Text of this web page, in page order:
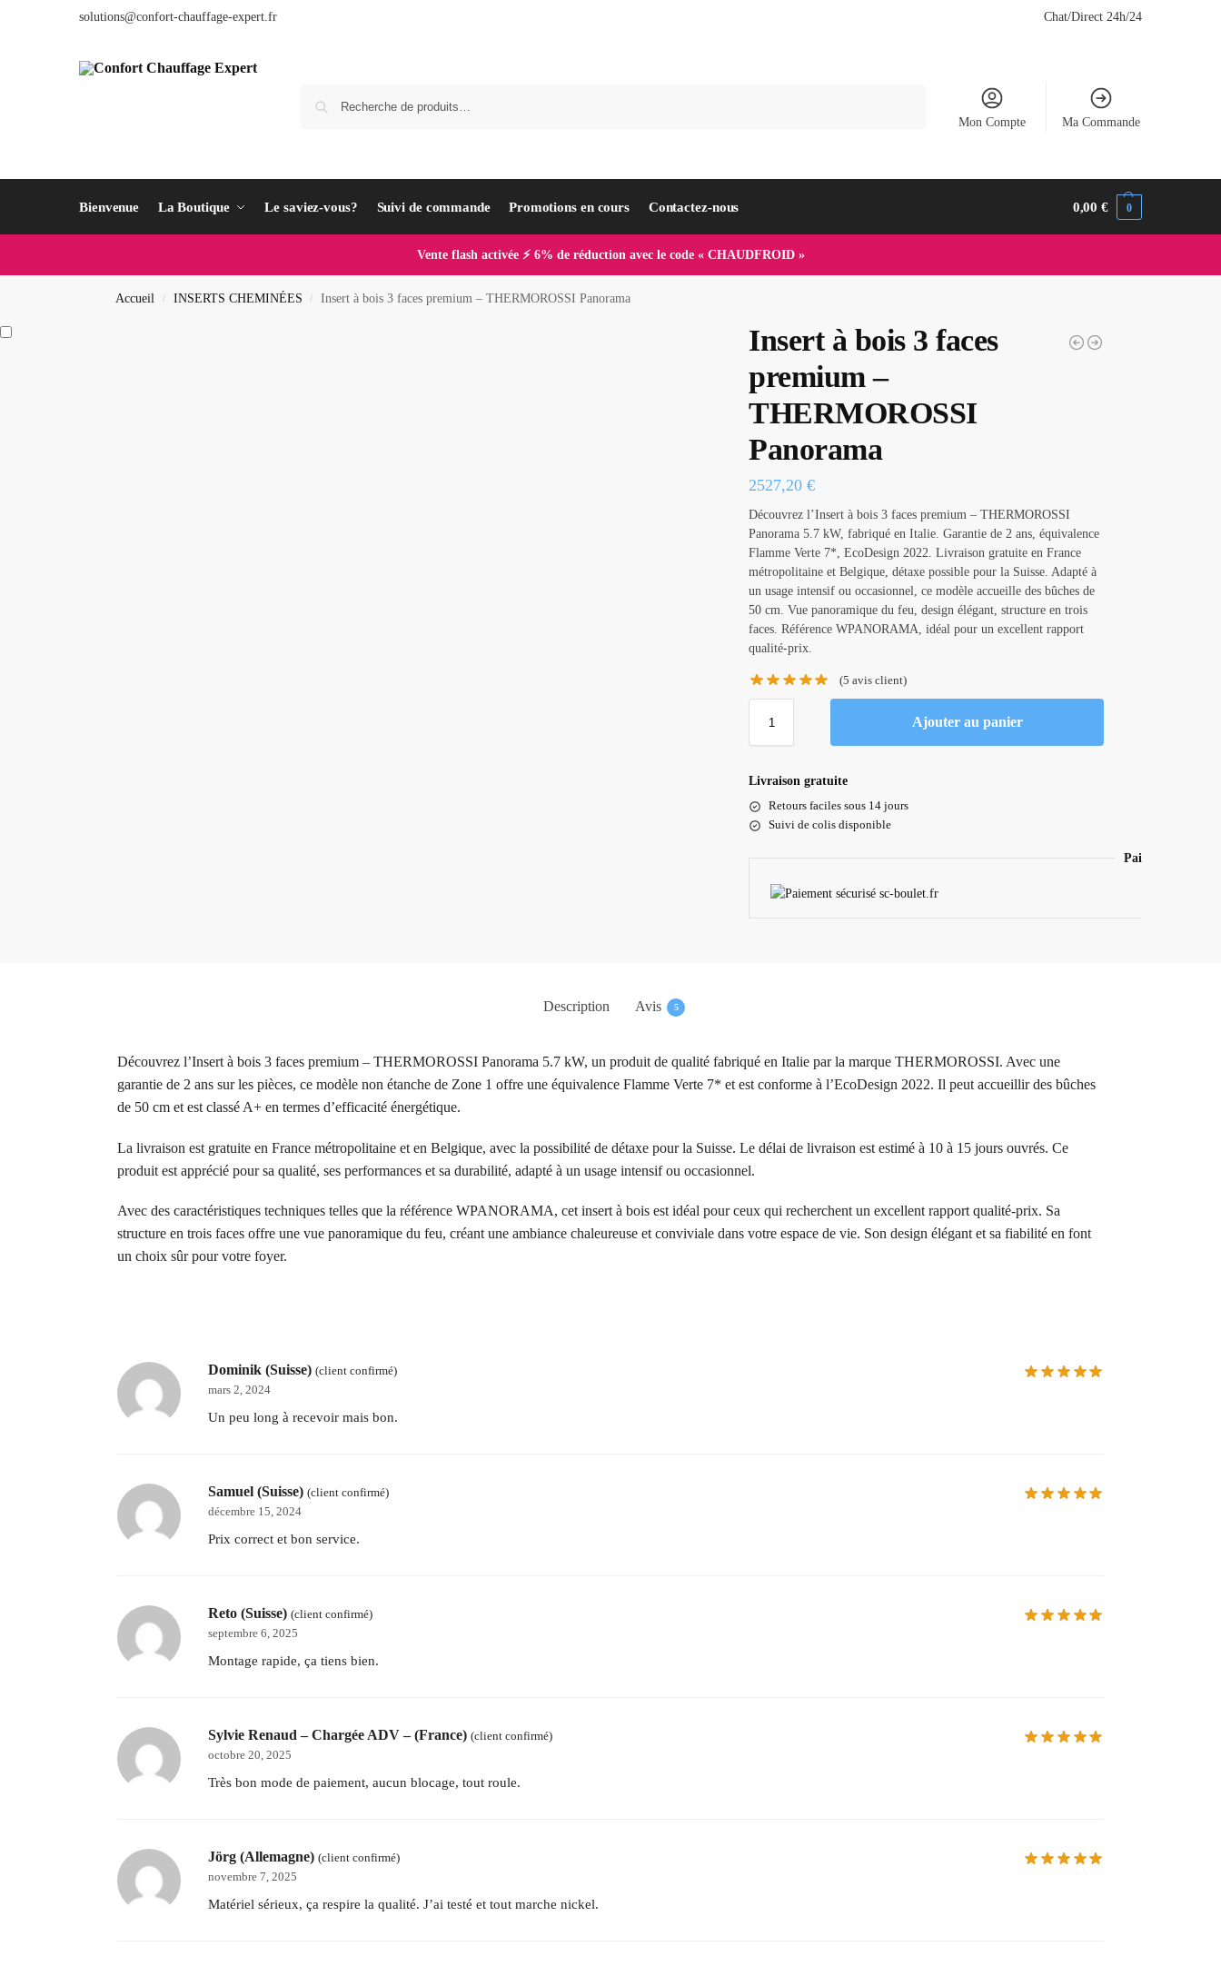
solutions@confort-chauffage-expert.fr Chat/Direct 24h/24
Mon Compte Ma Commande
Bienvenue La Boutique Le saviez-vous? Suivi de commande Promotions en cours Contactez-nous 0,00€ 0
Vente flash activée ⚡ 6% de réduction avec le code « CHAUDFROID »
Accueil / INSERTS CHEMINÉES / Insert à bois 3 faces premium – THERMOROSSI Panorama
Insert à bois 3 faces
premium –
THERMOROSSI
Panorama
2527,20€
Découvrez l’Insert à bois 3 faces premium – THERMOROSSI
Panorama 5.7 kW, fabriqué en Italie. Garantie de 2 ans, équivalence
Flamme Verte 7*, EcoDesign 2022. Livraison gratuite en France
métropolitaine et Belgique, détaxe possible pour la Suisse. Adapté à
un usage intensif ou occasionnel, ce modèle accueille des bûches de
50 cm. Vue panoramique du feu, design élégant, structure en trois
faces. Référence WPANORAMA, idéal pour un excellent rapport
qualité-prix.
(5 avis client)
Ajouter au panier
Livraison gratuite
Retours faciles sous 14 jours
Suivi de colis disponible
Paiement
Description Avis 5
Découvrez l’Insert à bois 3 faces premium – THERMOROSSI Panorama 5.7 kW, un produit de qualité fabriqué en Italie par la marque THERMOROSSI. Avec une
garantie de 2 ans sur les pièces, ce modèle non étanche de Zone 1 offre une équivalence Flamme Verte 7* et est conforme à l’EcoDesign 2022. Il peut accueillir des bûches
de 50 cm et est classé A+ en termes d’efficacité énergétique.
La livraison est gratuite en France métropolitaine et en Belgique, avec la possibilité de détaxe pour la Suisse. Le délai de livraison est estimé à 10 à 15 jours ouvrés. Ce
produit est apprécié pour sa qualité, ses performances et sa durabilité, adapté à un usage intensif ou occasionnel.
Avec des caractéristiques techniques telles que la référence WPANORAMA, cet insert à bois est idéal pour ceux qui recherchent un excellent rapport qualité-prix. Sa
structure en trois faces offre une vue panoramique du feu, créant une ambiance chaleureuse et conviviale dans votre espace de vie. Son design élégant et sa fiabilité en font
un choix sûr pour votre foyer.
Dominik (Suisse) (client confirmé)
mars 2, 2024
Un peu long à recevoir mais bon.
Samuel (Suisse) (client confirmé)
décembre 15, 2024
Prix correct et bon service.
Reto (Suisse) (client confirmé)
septembre 6, 2025
Montage rapide, ça tiens bien.
Sylvie Renaud – Chargée ADV – (France) (client confirmé)
octobre 20, 2025
Très bon mode de paiement, aucun blocage, tout roule.
Jörg (Allemagne) (client confirmé)
novembre 7, 2025
Matériel sérieux, ça respire la qualité. J’ai testé et tout marche nickel.